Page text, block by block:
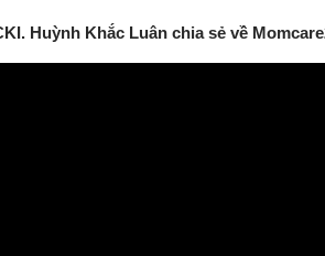
Huỳnh Khắc Luân chia sẻ về